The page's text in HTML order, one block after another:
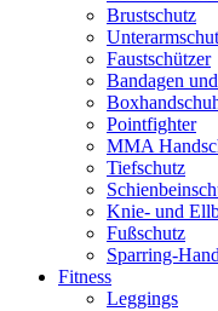
Brustschutz
Faustschützer
Bandagen
Pointfighter
MMA
Tiefschutz
Knie- und
Fußschutz
Sparring-
Fitness
Leggings